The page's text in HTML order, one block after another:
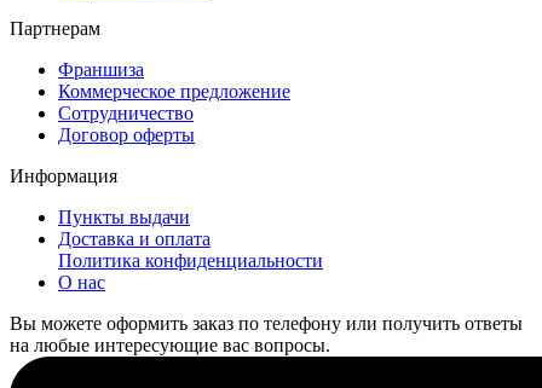
Партнерам
Франшиза
Коммерческое предложение
Сотрудничество
Договор оферты
Информация
Пункты выдачи
Доставка и оплата
Политика конфиденциальности
О нас
Вы можете оформить заказ по телефону или получить ответы
на любые интересующие вас вопросы.